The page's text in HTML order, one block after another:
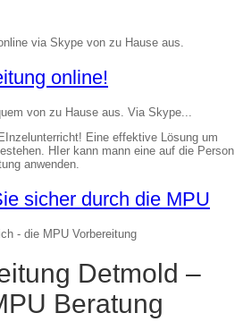
online!
von zu Hause aus. Via Skype...
sicher durch die MPU
- die MPU Vorbereitung
Detmold –
Beratung